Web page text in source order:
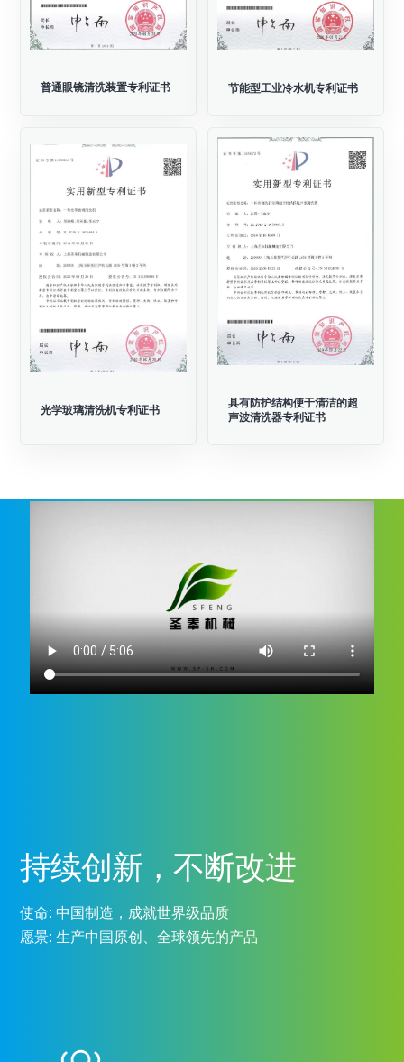
普通眼镜清洗装置专利证书 节能型工业冷水机专利证书
光学玻璃清洗机专利证书
具有防护结构便于清洁的超
声波清洗器专利证书
持续创新，不断改进
使命: 中国制造，成就世界级品质
愿景: 生产中国原创、全球领先的产品